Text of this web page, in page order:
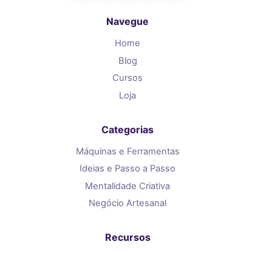
Navegue
Home
Blog
Cursos
Loja
Categorias
Máquinas e Ferramentas
Ideias e Passo a Passo
Mentalidade Criativa
Negócio Artesanal
Recursos